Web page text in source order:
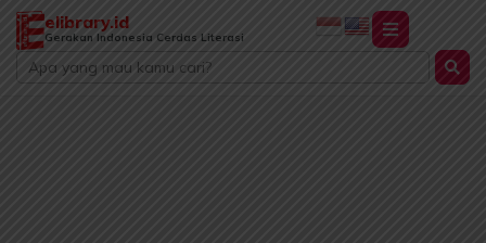
Lewati
konten
elibrary.id
Gerakan Indonesia Cerdas Literasi
Search
...